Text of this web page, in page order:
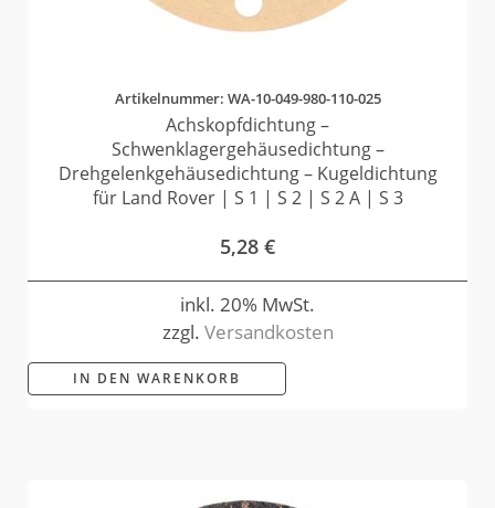
Artikelnummer: WA-10-049-980-110-025
Achskopfdichtung –
Schwenklagergehäusedichtung –
Drehgelenkgehäusedichtung – Kugeldichtung
für Land Rover | S 1 | S 2 | S 2 A | S 3
5,28 €
inkl. 20% MwSt.
zzgl. Versandkosten
IN DEN WARENKORB